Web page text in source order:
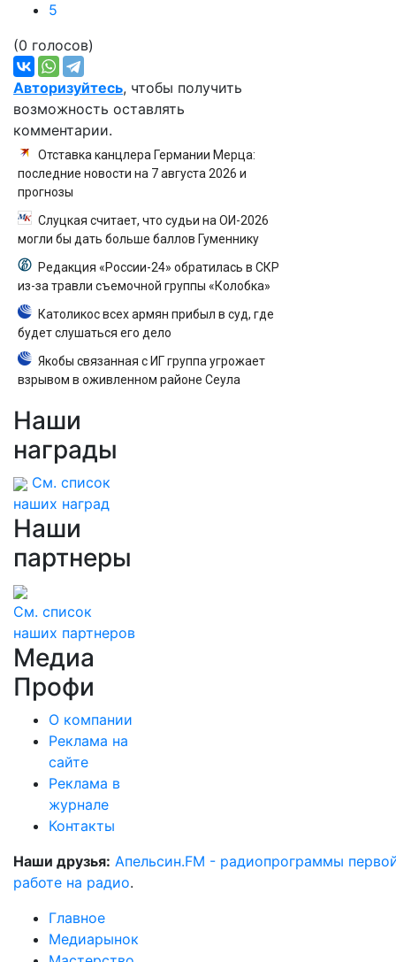
5
(0 голосов)
Авторизуйтесь, чтобы получить
возможность оставлять
комментарии.
Отставка канцлера Германии Мерца:
последние новости на 7 августа 2026 и
прогнозы
Слуцкая считает, что судьи на ОИ-2026
могли бы дать больше баллов Гуменнику
Редакция «России-24» обратилась в СКР
из-за травли съемочной группы «Колобка»
Католикос всех армян прибыл в суд, где
будет слушаться его дело
Якобы связанная с ИГ группа угрожает
взрывом в оживленном районе Сеула
Наши
награды
См. список
наших наград
Наши
партнеры
См. список
наших партнеров
Медиа
Профи
О компании
Реклама на
сайте
Реклама в
журнале
Контакты
Наши друзья: Апельсин.FM - радиопрограммы
работе на радио.
Главное
Медиарынок